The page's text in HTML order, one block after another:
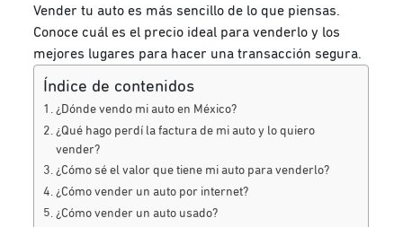
Vender tu auto es más sencillo de lo que piensas.
Conoce cuál es el precio ideal para venderlo y los
mejores lugares para hacer una transacción segura.
Índice de contenidos
¿Dónde vendo mi auto en México?
¿Qué hago perdí la factura de mi auto y lo quiero
vender?
¿Cómo sé el valor que tiene mi auto para venderlo?
¿Cómo vender un auto por internet?
¿Cómo vender un auto usado?